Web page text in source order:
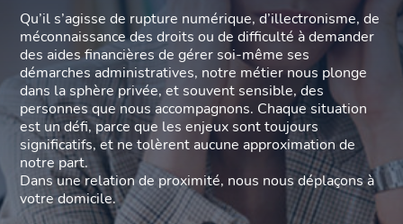
Qu’il s’agisse de rupture numérique, d’illectronisme, de
méconnaissance des droits ou de difficulté à demander
des aides financières de gérer soi-même ses
démarches administratives, notre métier nous plonge
dans la sphère privée, et souvent sensible, des
personnes que nous accompagnons. Chaque situation
est un défi, parce que les enjeux sont toujours
significatifs, et ne tolèrent aucune approximation de
notre part.
Dans une relation de proximité, nous nous déplaçons à
votre domicile.